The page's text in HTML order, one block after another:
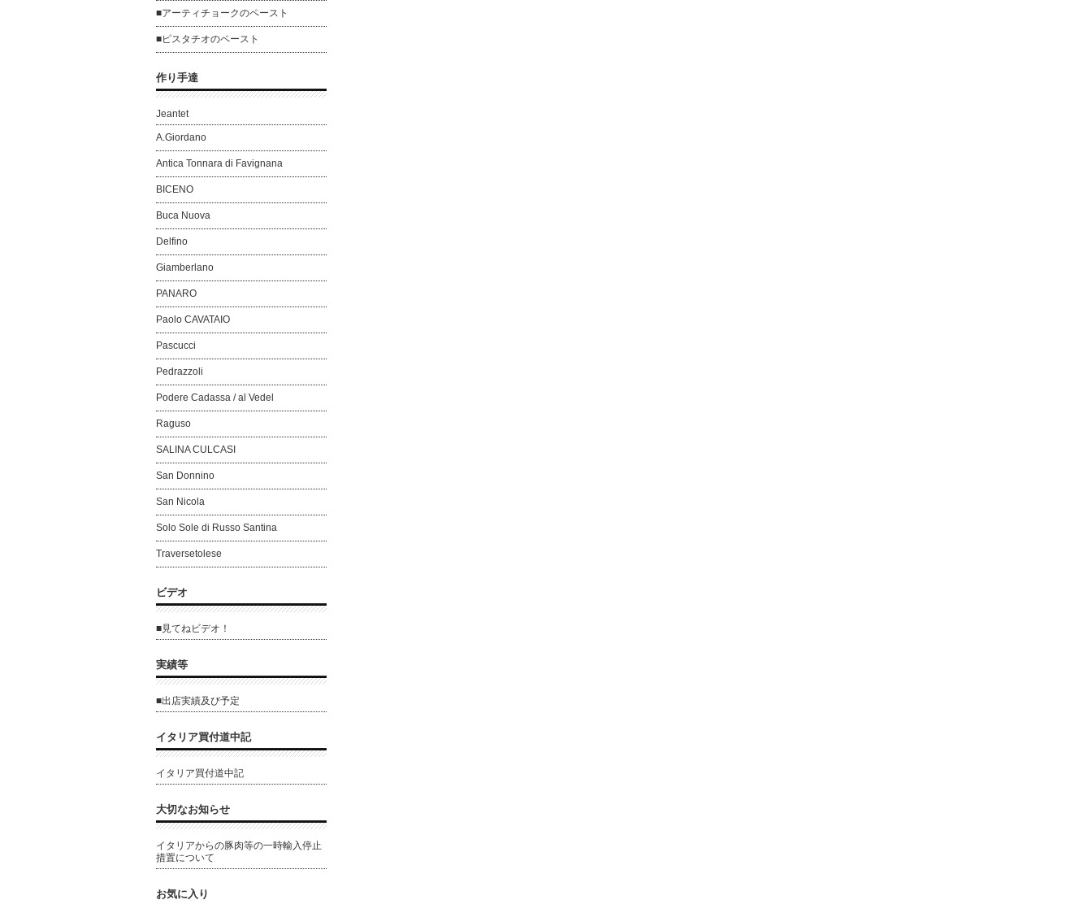
■アーティチョークのペースト
■ピスタチオのペースト
作り手達
Jeantet
A.Giordano
Antica Tonnara di Favignana
BICENO
Buca Nuova
Delfino
Giamberlano
PANARO
Paolo CAVATAIO
Pascucci
Pedrazzoli
Podere Cadassa / al Vedel
Raguso
SALINA CULCASI
San Donnino
San Nicola
Solo Sole di Russo Santina
Traversetolese
ビデオ
■見てねビデオ！
実績等
■出店実績及び予定
イタリア買付道中記
イタリア買付道中記
大切なお知らせ
イタリアからの豚肉等の一時輸入停止
措置について
お気に入り